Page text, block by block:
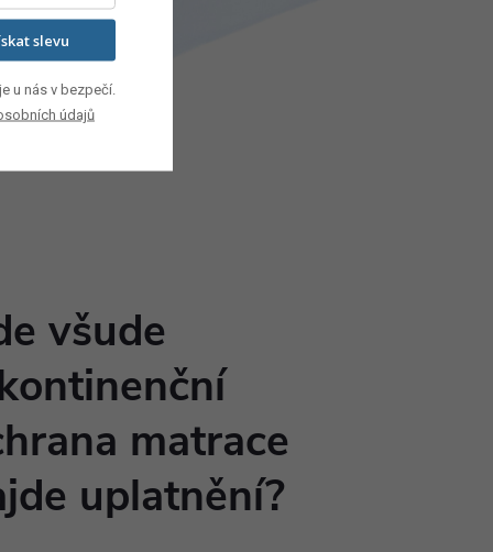
všude
matrace
uplatnění?
slevu
u nás v bezpečí.
údajů